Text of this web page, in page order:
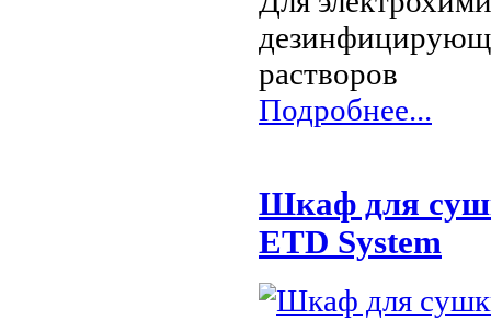
растворов
Подробнее...
Шкаф для
ETD System